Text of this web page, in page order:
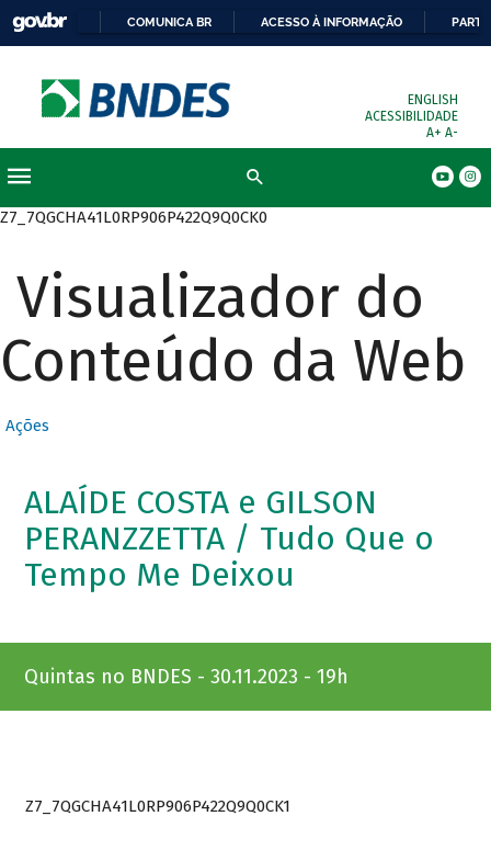
COMUNICA BR ACESSO À INFORMAÇÃO
ENGLISH
ACESSIBILIDADE
A+ A-
Z7_7QGCHA41L0RP906P422Q9Q0CK0
Visualizador do
Conteúdo da Web
Ações
ALAÍDE COSTA e GILSON
PERANZZETTA / Tudo Que o
Tempo Me Deixou
Quintas no BNDES - 30.11.2023 - 19h
Z7_7QGCHA41L0RP906P422Q9Q0CK1